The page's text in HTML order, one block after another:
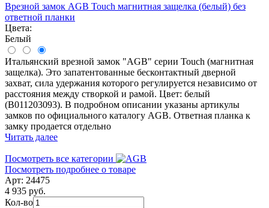
Врезной замок AGB Touch магнитная защелка (белый) без
ответной планки
Цвета:
Белый
Итальянский врезной замок "AGB" серии Touch (магнитная
защелка). Это запатентованные бесконтактный дверной
захват, сила удержания которого регулируется независимо от
расстояния между створкой и рамой. Цвет: белый
(B011203093). В подробном описании указаны артикулы
замков по официального каталогу AGB. Ответная планка к
замку продается отдельно
Читать далее
Посмотреть все категории
Посмотреть подробнее о товаре
Арт: 24475
4 935 руб.
Кол-во